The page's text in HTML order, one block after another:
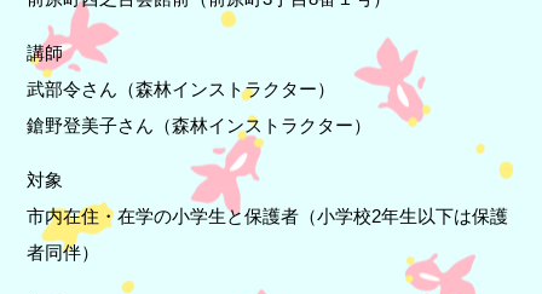
講師
武部令さん（森林インストラクター）
鎗野登美子さん（森林インストラクター）
対象
市内在住・在学の小学生と保護者（小学校2年生以下は保護
者同伴）